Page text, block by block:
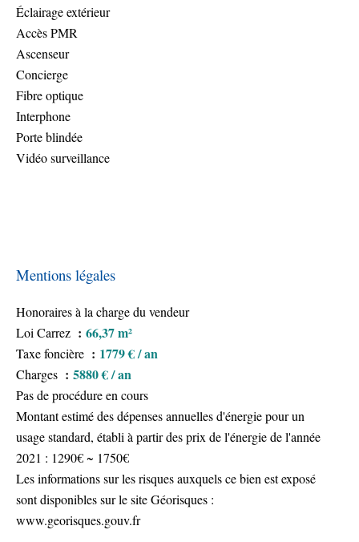
Éclairage extérieur
Accès PMR
Ascenseur
Concierge
Fibre optique
Interphone
Porte blindée
Vidéo surveillance
Mentions légales
Honoraires à la charge du vendeur
Loi Carrez
66,37 m²
Taxe foncière 1779 € / an
Charges 5880 € / an
Pas de procédure en cours
Montant estimé des dépenses annuelles d'énergie pour un
usage standard, établi à partir des prix de l'énergie de l'année
2021 : 1290€ ~ 1750€
Les informations sur les risques auxquels ce bien est exposé
sont disponibles sur le site Géorisques :
www.georisques.gouv.fr